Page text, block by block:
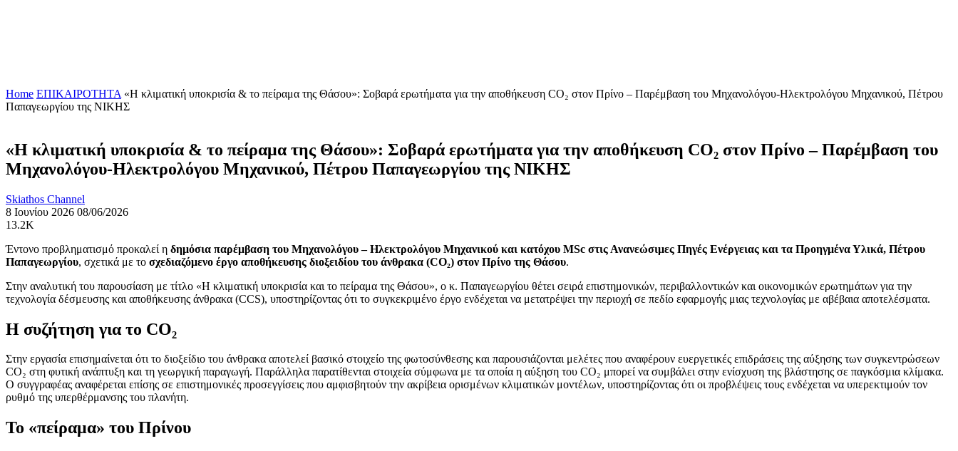
Home ΕΠΙΚΑΙΡΟΤΗΤΑ «Η κλιματική υποκρισία & το πείραμα της Θάσου»: Σοβαρά ερωτήματα για την αποθήκευση CO₂ στον Πρίνο – Παρέμβαση του Μηχανολόγου-Ηλεκτρολόγου Μηχανικού, Πέτρου
Παπαγεωργίου της ΝΙΚΗΣ
«Η κλιματική υποκρισία & το πείραμα της Θάσου»: Σοβαρά ερωτήματα για την αποθήκευση CO₂ στον Πρίνο – Παρέμβαση του
Μηχανολόγου-Ηλεκτρολόγου Μηχανικού, Πέτρου Παπαγεωργίου της ΝΙΚΗΣ
Skiathos Channel
8 Ιουνίου 2026 08/06/2026
13.2K
Έντονο προβληματισμό προκαλεί η δημόσια παρέμβαση του Μηχανολόγου – Ηλεκτρολόγου Μηχανικού και κατόχου MSc στις Ανανεώσιμες Πηγές Ενέργειας και τα Προηγμένα Υλικά, Πέτρου
Παπαγεωργίου, σχετικά με το σχεδιαζόμενο έργο αποθήκευσης διοξειδίου του άνθρακα (CO₂) στον Πρίνο της Θάσου.
Στην αναλυτική του παρουσίαση με τίτλο «Η κλιματική υποκρισία και το πείραμα της Θάσου», ο κ. Παπαγεωργίου θέτει σειρά επιστημονικών, περιβαλλοντικών και οικονομικών ερωτημάτων για την
τεχνολογία δέσμευσης και αποθήκευσης άνθρακα (CCS), υποστηρίζοντας ότι το συγκεκριμένο έργο ενδέχεται να μετατρέψει την περιοχή σε πεδίο εφαρμογής μιας τεχνολογίας με αβέβαια αποτελέσματα.
Η συζήτηση για το CO₂
Στην εργασία επισημαίνεται ότι το διοξείδιο του άνθρακα αποτελεί βασικό στοιχείο της φωτοσύνθεσης και παρουσιάζονται μελέτες που αναφέρουν ευεργετικές επιδράσεις της αύξησης των συγκεντρώσεων
CO₂ στη φυτική ανάπτυξη και τη γεωργική παραγωγή. Παράλληλα παρατίθενται στοιχεία σύμφωνα με τα οποία η αύξηση του CO₂ μπορεί να συμβάλει στην ενίσχυση της βλάστησης σε παγκόσμια κλίμακα.
Ο συγγραφέας αναφέρεται επίσης σε επιστημονικές προσεγγίσεις που αμφισβητούν την ακρίβεια ορισμένων κλιματικών μοντέλων, υποστηρίζοντας ότι οι προβλέψεις τους ενδέχεται να υπερεκτιμούν τον
ρυθμό της υπερθέρμανσης του πλανήτη.
Το «πείραμα» του Πρίνου